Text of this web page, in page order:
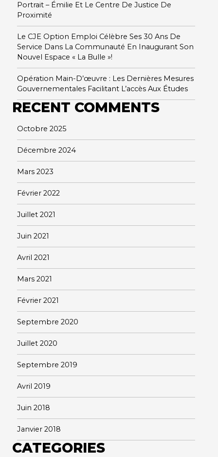
Portrait – Émilie Et Le Centre De Justice De
Proximité
Le CJE Option Emploi Célèbre Ses 30 Ans De
Service Dans La Communauté En Inaugurant Son
Nouvel Espace « La Bulle »!
Opération Main-D’œuvre : Les Dernières Mesures
Gouvernementales Facilitant L’accès Aux Études
RECENT COMMENTS
Octobre 2025
Décembre 2024
Mars 2023
Février 2022
Juillet 2021
Juin 2021
Avril 2021
Mars 2021
Février 2021
Septembre 2020
Juillet 2020
Septembre 2019
Avril 2019
Juin 2018
Janvier 2018
CATEGORIES